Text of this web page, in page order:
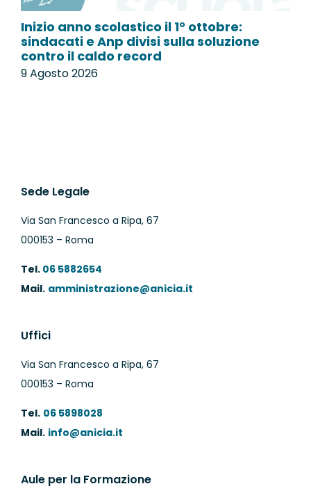
Inizio anno scolastico il 1° ottobre:
sindacati e Anp divisi sulla soluzione
contro il caldo record
9 Agosto 2026
Sede Legale
Via San Francesco a Ripa, 67
000153 – Roma
Tel.06 5882654
Mail. amministrazione@anicia.it
Uffici
Via San Francesco a Ripa, 67
000153 – Roma
Tel. 06 5898028
Mail. info@anicia.it
Aule per la Formazione